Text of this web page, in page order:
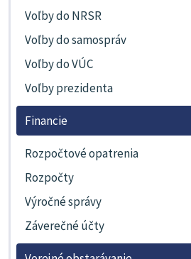
Voľby do NRSR
Voľby do samospráv
Voľby do VÚC
Voľby prezidenta
Financie
Rozpočtové opatrenia
Rozpočty
Výročné správy
Záverečné účty